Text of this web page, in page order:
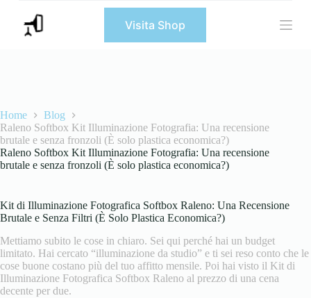
o
n
t
e
n
Visita Shop
Home
Blog
Raleno Softbox Kit Illuminazione Fotografia: Una recensione
brutale e senza fronzoli (È solo plastica economica?)
Raleno Softbox Kit Illuminazione Fotografia: Una recensione
brutale e senza fronzoli (È solo plastica economica?)
Kit di Illuminazione Fotografica Softbox Raleno: Una Recensione
Brutale e Senza Filtri (È Solo Plastica Economica?)
Mettiamo subito le cose in chiaro. Sei qui perché hai un budget
limitato. Hai cercato “illuminazione da studio” e ti sei reso conto che le
cose buone costano più del tuo affitto mensile. Poi hai visto il Kit di
Illuminazione Fotografica Softbox Raleno al prezzo di una cena
decente per due.